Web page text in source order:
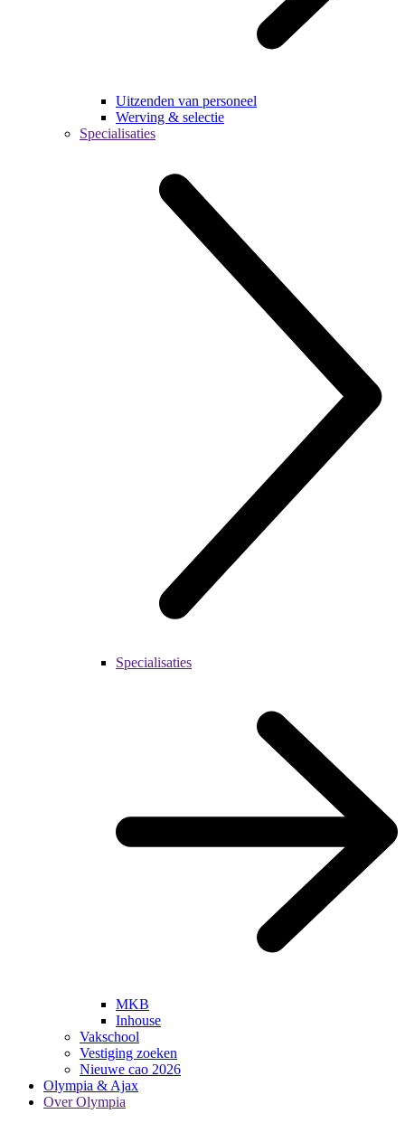
Uitzenden van personeel
Werving & selectie
Specialisaties
Specialisaties
MKB
Inhouse
Vakschool
Vestiging zoeken
Nieuwe cao 2026
Olympia & Ajax
Over Olympia